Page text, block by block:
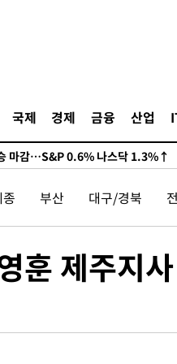
국제 경제 금융 산업
속…강원동해안 최대 150㎜ 비
…강원동해안 최대 150㎜ 비
부산 대구/경북
훈 제주지